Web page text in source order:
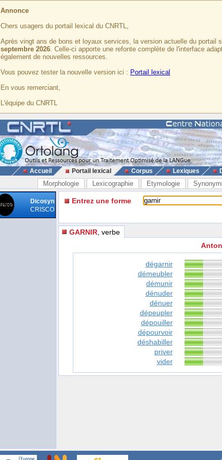
Annonce
Chers usagers du portail lexical du CNRTL,
Après vingt ans de bons et loyaux services, la version actuelle du portail
septembre 2026. Celle-ci apporte une refonte complète de l'interface
également de nouvelles ressources.
Vous pouvez tester la nouvelle version ici : Portail lexical
En vous remerciant,
L'équipe du CNRTL
Accueil Portail lexical Corpus Lexiques
Morphologie Lexicographie Etymologie
Dicosyn
CRISCO
Entrez une forme
GARNIR , verbe
dégarnir
démeubler
démunir
dénuder
dénuer
dépeupler
dépouiller
dépourvoir
déshabiller
priver
vider